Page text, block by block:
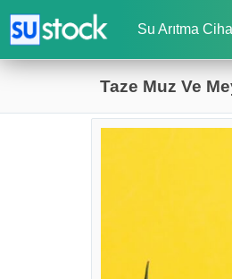
Su Arıtma
Taze Muz Ve